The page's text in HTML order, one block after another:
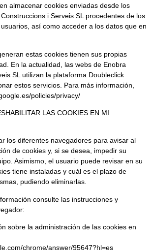
almacenar cookies enviadas desde los
i Serveis SL procedentes de los
así como acceder a los datos que en
estas cookies tienen sus propias
En la actualidad, las webs de Enobra
SL utilizan la plataforma Doubleclick
estos servicios. Para más información,
policies/privacy/
LAS COOKIES EN MI
los diferentes navegadores para avisar al
de cookies y, si se desea, impedir su
Asimismo, el usuario puede revisar en su
tiene instaladas y cuál es el plazo de
pudiendo eliminarlas.
consulte las instrucciones y
sobre la administración de las cookies en
chrome/answer/95647?hl=es